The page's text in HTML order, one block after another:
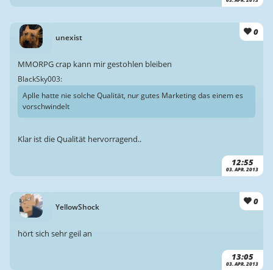
unexist
0
12:55
03. APR. 2013
MMORPG crap kann mir gestohlen bleiben
BlackSky003:
Aplle hatte nie solche Qualität, nur gutes Marketing das einem es
vorschwindelt
Klar ist die Qualität hervorragend..
YellowShock
0
13:05
03. APR. 2013
hört sich sehr geil an